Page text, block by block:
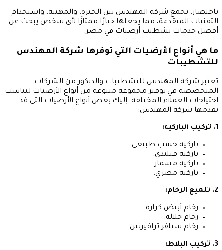
باختصار، تجمع شركة المهندس بين الخبرة، والمهنية، واستخدام
التقنيات المتقدمة، مما يجعلها خيارًا ممتازًا لأي شخص يبحث عن
أفضل خدمات تشطيب أرضيات في مصر.
ما هي أنواع الأرضيات التي توفرها شركة المهندس
للتشطيبات
تعتبر شركة المهندس للتشطيبات والديكور من الشركات
المتخصصة في توفير مجموعة متنوعة من أنواع الأرضيات لتناسب
احتياجات العملاء المختلفة. إليك بعض أنواع الأرضيات التي قد
تقدمها شركة المهندس:
باركيه خشب طبيعي.
باركيه فنلندي.
باركيه مسمار.
باركيه مصري.
رخام أبيض كرارة.
رخام جلالة.
رخام سيلفر ترافيرتين.